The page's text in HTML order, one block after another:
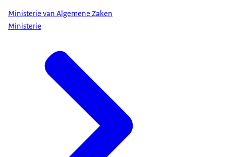
Ministerie van Algemene Zaken
Ministerie